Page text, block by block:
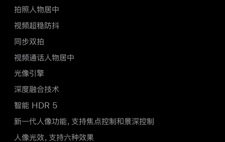
拍照人物居中
视频超稳防抖
同步双拍
视频通话人物居中
光像引擎
深度融合技术
智能 HDR 5
新一代人像功能，支持焦点控制和景深控制
人像光效，支持六种效果